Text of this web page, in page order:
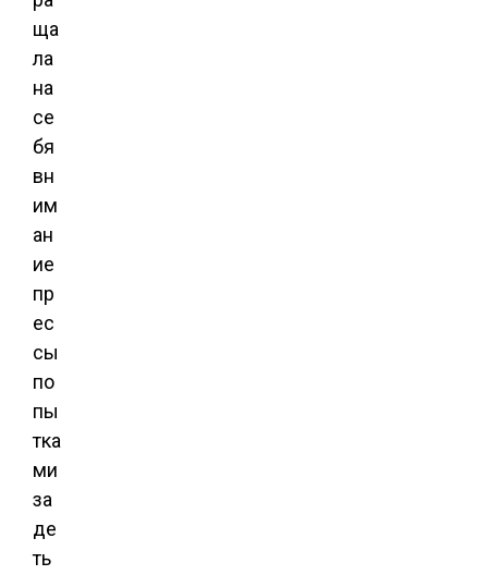
ща
ла
на
се
бя
вн
им
ан
ие
пр
ес
сы
по
пы
тка
ми
за
де
ть